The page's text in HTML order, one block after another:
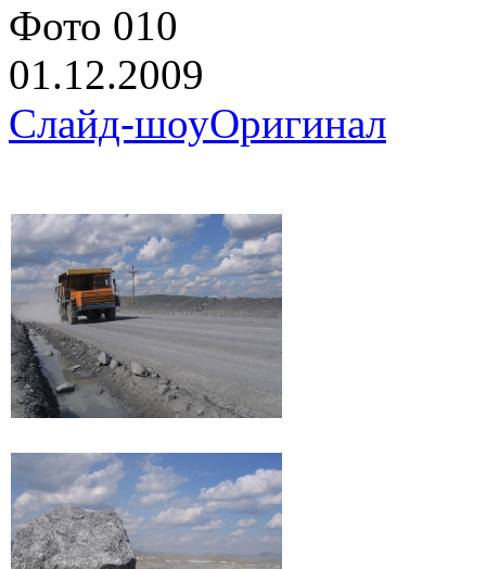
Фото 010
01.12.2009
Слайд-шоуОригинал